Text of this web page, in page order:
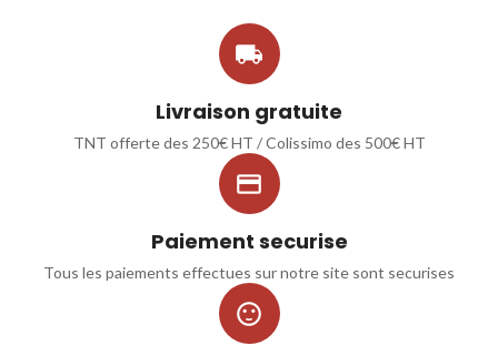

Livraison gratuite
TNT offerte des 250€ HT / Colissimo des 500€ HT

Paiement securise
Tous les paiements effectues sur notre site sont securises
